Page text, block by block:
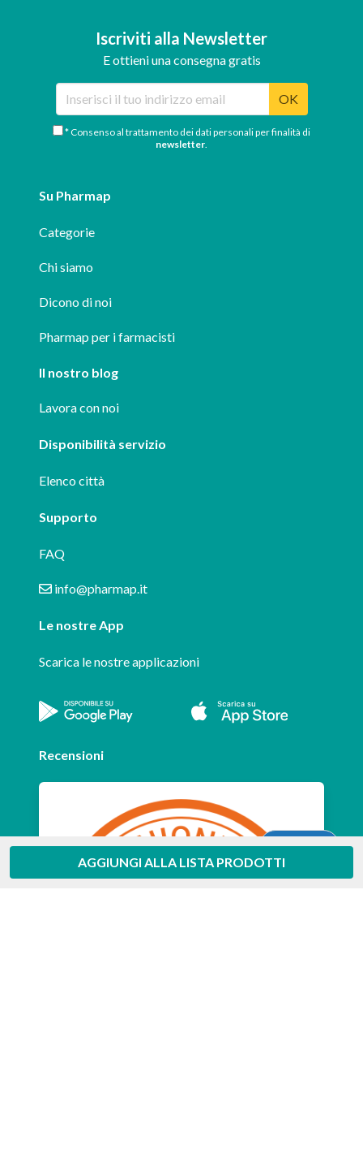
AGGIUNGI ALLA LISTA PRODOTTI
Iscriviti alla Newsletter
E ottieni una consegna gratis
OK
* Consenso al trattamento dei dati personali per finalità di
newsletter
Su Pharmap
Categorie
Chi siamo
Dicono di noi
Pharmap per i farmacisti
Il nostro blog
Lavora con noi
Disponibilità servizio
Elenco città
Supporto
FAQ
info@pharmap.it
Le nostre App
Scarica le nostre applicazioni
Recensioni
Aiuto